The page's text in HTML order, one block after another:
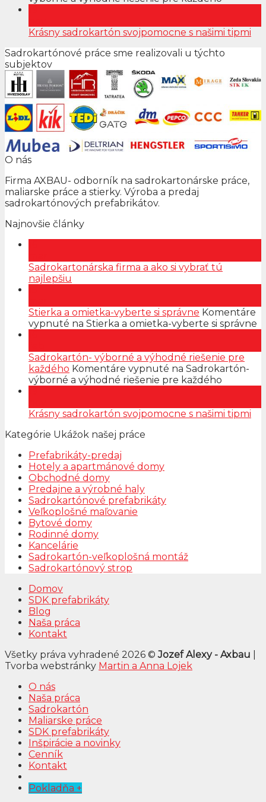
Krásny sadrokartón svojpomocne s našimi tipmi
Sadrokartónové práce sme realizovali u týchto
subjektov
O nás
Firma AXBAU- odborník na sadrokartonárske práce,
maliarske práce a stierky. Výroba a predaj
sadrokartónových prefabrikátov.
Najnovšie články
Sadrokartonárska firma a ako si vybrať tú
najlepšiu
Stierka a omietka-vyberte si správne Komentáre
vypnuté na Stierka a omietka-vyberte si správne
Sadrokartón- výborné a výhodné riešenie pre
každého Komentáre vypnuté na Sadrokartón-
výborné a výhodné riešenie pre každého
Krásny sadrokartón svojpomocne s našimi tipmi
Kategórie Ukážok našej práce
Prefabrikáty-predaj
Hotely a apartmánové domy
Obchodné domy
Predajne a výrobné haly
Sadrokartónové prefabrikáty
Veľkoplošné maľovanie
Bytové domy
Rodinné domy
Kancelárie
Sadrokartón-veľkoplošná montáž
Sadrokartónový strop
Domov
SDK prefabrikáty
Blog
Naša práca
Kontakt
Všetky práva vyhradené 2026 ©Jozef Alexy - Axbau
Tvorba webstránky Martin a Anna Lojek
O nás
Naša práca
Sadrokartón
Maliarske práce
SDK prefabrikáty
Inšpirácie a novinky
Cenník
Kontakt
Pokladňa +